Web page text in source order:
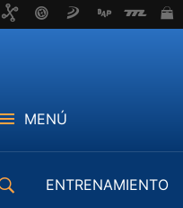
MENÚ
ENTRENAMIENTO